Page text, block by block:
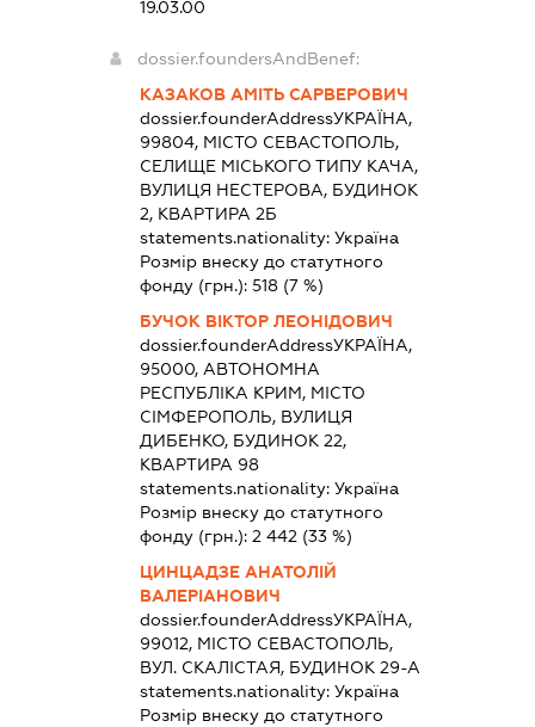
19.03.00
dossier.foundersAndBenef:
КАЗАКОВ АМІТЬ САРВЕРОВИЧ
dossier.founderAddressУКРАЇНА,
99804, МІСТО СЕВАСТОПОЛЬ,
СЕЛИЩЕ МІСЬКОГО ТИПУ КАЧА,
ВУЛИЦЯ НЕСТЕРОВА, БУДИНОК
2, КВАРТИРА 2Б
statements.nationality: Україна
Розмір внеску до статутного
фонду (грн.): 518(7 %)
БУЧОК ВІКТОР ЛЕОНІДОВИЧ
dossier.founderAddressУКРАЇНА,
95000, АВТОНОМНА
РЕСПУБЛІКА КРИМ, МІСТО
СІМФЕРОПОЛЬ, ВУЛИЦЯ
ДИБЕНКО, БУДИНОК 22,
КВАРТИРА 98
statements.nationality: Україна
Розмір внеску до статутного
фонду (грн.): 2 442(33 %)
ЦИНЦАДЗЕ АНАТОЛІЙ
ВАЛЕРІАНОВИЧ
dossier.founderAddressУКРАЇНА,
99012, МІСТО СЕВАСТОПОЛЬ,
ВУЛ. СКАЛІСТАЯ, БУДИНОК 29-А
statements.nationality: Україна
Розмір внеску до статутного